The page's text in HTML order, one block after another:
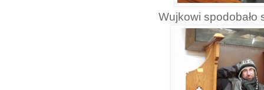
Wujkowi spodobało